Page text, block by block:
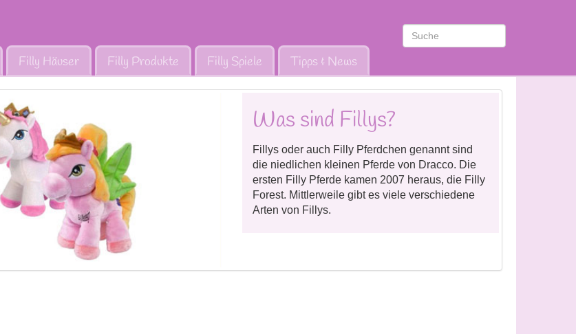
Filly Häuser Filly Produkte Filly Spiele Tipps & News
Was sind Fillys?
Fillys oder auch Filly Pferdchen genannt sind
die niedlichen kleinen Pferde von Dracco. Die
ersten Filly Pferde kamen 2007 heraus, die Filly
Forest. Mittlerweile gibt es viele verschiedene
Arten von Fillys.